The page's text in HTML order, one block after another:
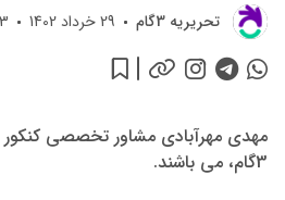
تحريريه 3گام 29 خرداد 1402 3
مهدی مهرآبادی مشاور تخصصی
3گام، می باشند.